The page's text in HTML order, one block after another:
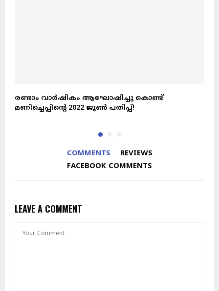
രണ്ടാം വാർഷികം ആഘോഷിച്ചു കൊണ്ട്
മണിച്ചെപ്പിന്റെ 2022 ജൂൺ പതിപ്പ്!
COMMENTS
REVIEWS
FACEBOOK COMMENTS
LEAVE A COMMENT